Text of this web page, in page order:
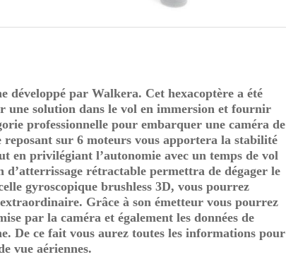
développé par Walkera. Cet hexacoptère a été
une solution dans le vol en immersion et fournir
professionnelle pour embarquer une caméra de
sur 6 moteurs vous apportera la stabilité
en privilégiant l’autonomie avec un temps de vol
rétractable permettra de dégager le
gyroscopique brushless 3D, vous pourrez
Grâce à son émetteur vous pourrez
par la caméra et également les données de
De ce fait vous aurez toutes les informations pour
vue aériennes.